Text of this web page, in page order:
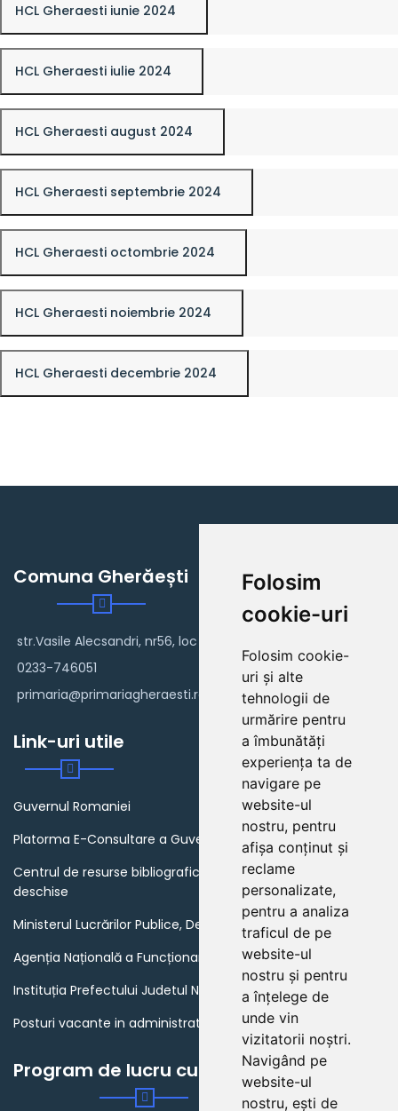
Folosim
cookie-uri
Folosim cookie-
uri și alte
tehnologii de
urmărire pentru
a îmbunătăți
experiența ta de
navigare pe
website-ul
nostru, pentru
afișa conținut și
reclame
personalizate,
pentru a analiza
traficul de pe
website-ul
nostru și pentru
a înțelege de
unde vin
vizitatorii noștri.
Navigând pe
website-ul
nostru, ești de
HCL Gheraesti iunie 2024
HCL Gheraesti iulie 2024
HCL Gheraesti august 2024
HCL Gheraesti septembrie 2024
HCL Gheraesti octombrie 2024
HCL Gheraesti noiembrie 2024
HCL Gheraesti decembrie 2024
Comuna Gherăești
str.Vasile Alecsandri, nr56, loc Gherăești
0233-746051
primaria@primariagheraesti.ro
Link-uri utile
Guvernul Romaniei
Platorma E-Consultare a Guvernului Romaniei
Centrul de resurse bibliografice in domeniul guvernarii
deschise
Ministerul Lucrărilor Publice, Dezvoltării și Administrației
Agenția Națională a Funcționarilor Publici
Instituția Prefectului Judetul Neamt
Posturi vacante in administratia publica din Romania
Program de lucru cu publicul